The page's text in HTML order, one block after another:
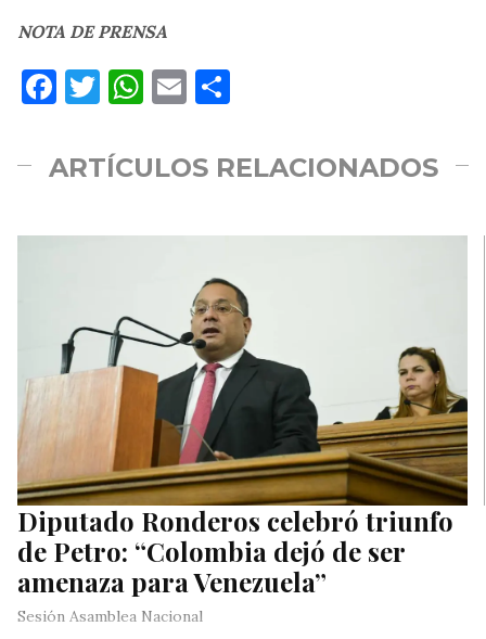
NOTA DE PRENSA
Facebook
Twitter
WhatsApp
Email
ARTÍCULOS RELACIONADOS
Diputado Ronderos celebró triunfo
de Petro: “Colombia dejó de ser
amenaza para Venezuela”
Sesión Asamblea Nacional